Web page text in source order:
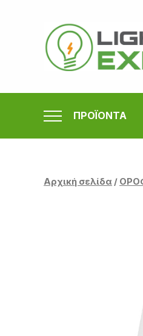
περιεχόμενο
ΠΡΟΪΟΝΤΑ
Αρχική σελίδα /